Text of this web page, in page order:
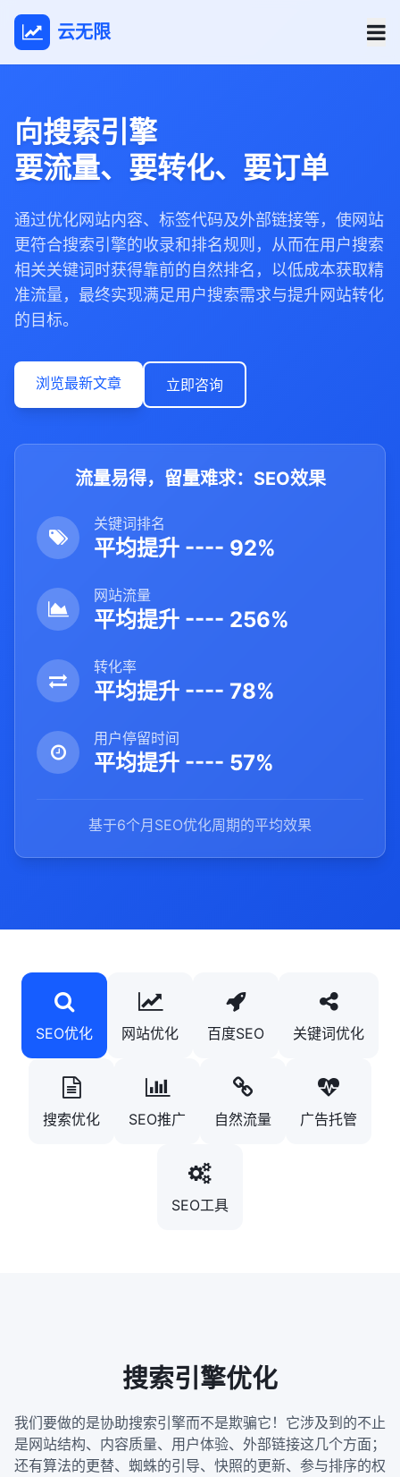
云无限
向搜索引擎
要流量、要转化、要订单
通过优化网站内容、标签代码及外部链接等，使网站
更符合搜索引擎的收录和排名规则，从而在用户搜索
相关关键词时获得靠前的自然排名，以低成本获取精
准流量，最终实现满足用户搜索需求与提升网站转化
的目标。
浏览最新文章 立即咨询
流量易得，留量难求：SEO效果
关键词排名
平均提升 ---- 92%
网站流量
平均提升 ---- 256%
转化率
平均提升 ---- 78%
用户停留时间
平均提升 ---- 57%
基于6个月SEO优化周期的平均效果
SEO优化 网站优化 百度SEO 关键词优化
搜索优化 SEO推广 自然流量 广告托管
SEO工具
搜索引擎优化
我们要做的是协助搜索引擎而不是欺骗它！它涉及到的不止
是网站结构、内容质量、用户体验、外部链接这几个方面；
还有算法的更替、蜘蛛的引导、快照的更新、参与排序的权